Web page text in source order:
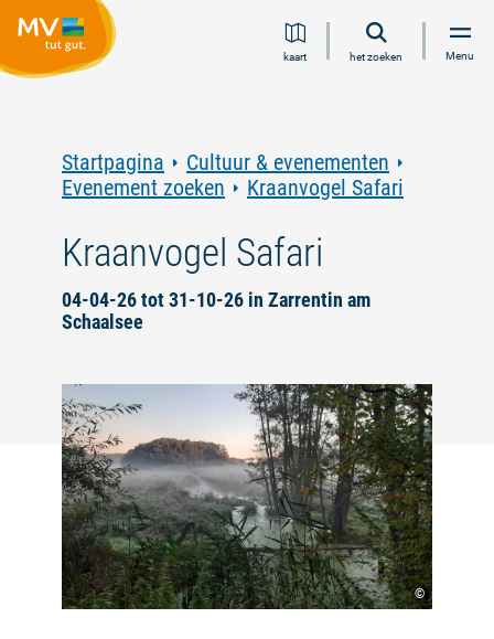
Ga
naar
Ga
naar
Ga
naar
Ga
naar
kaart het zoeken Menu
Startpagina
Cultuur & evenementen
Evenement zoeken
Kraanvogel Safari
Kraanvogel Safari
04-04-26 tot 31-10-26 in Zarrentin am
Schaalsee
©